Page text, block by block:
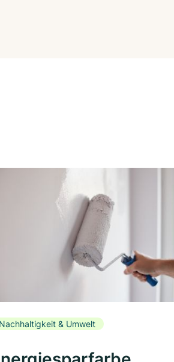
Nachhaltigkeit & Umwelt